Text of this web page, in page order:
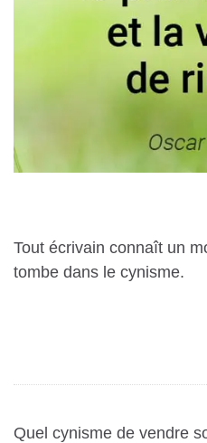
Tout écrivain connaît un
tombe dans le cynisme.
Quel cynisme de vendre